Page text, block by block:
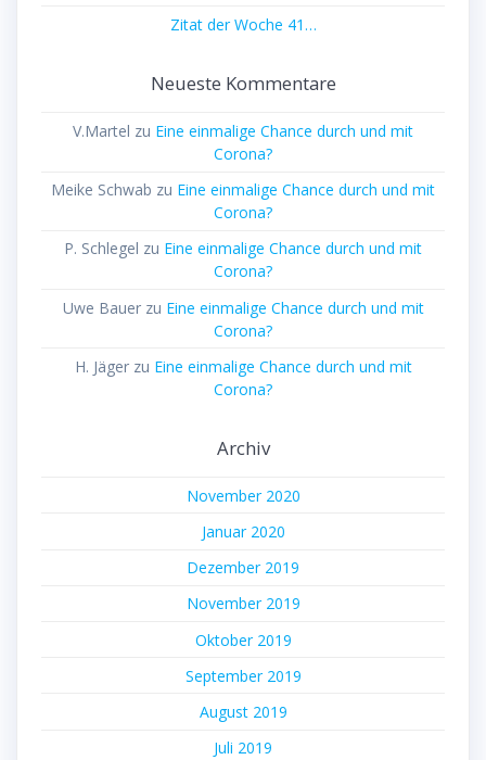
Zitat der Woche 41…
Neueste Kommentare
V.Martel zu Eine einmalige Chance durch und mit
Corona?
Meike Schwab zu Eine einmalige Chance durch und mit
Corona?
P. Schlegel zu Eine einmalige Chance durch und mit
Corona?
Uwe Bauerzu Eine einmalige Chance durch und mit
Corona?
H. Jägerzu Eine einmalige Chance durch und mit
Corona?
Archiv
November 2020
Januar 2020
Dezember 2019
November 2019
Oktober 2019
September 2019
August 2019
Juli 2019